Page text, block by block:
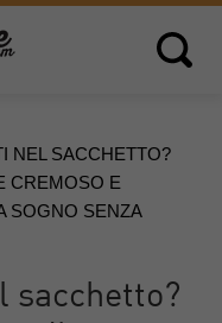
Open
NEL SACCHETTO?
CREMOSO E
SOGNO SENZA
sacchetto?